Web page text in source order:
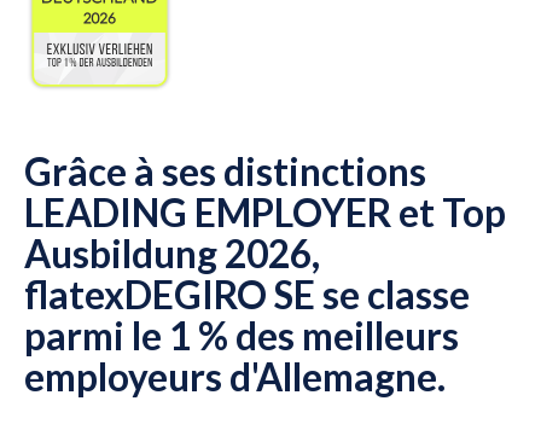
Grâce à ses distinctions
LEADING EMPLOYER et Top
Ausbildung 2026,
flatexDEGIRO SE se classe
parmi le 1 % des meilleurs
employeurs d'Allemagne.